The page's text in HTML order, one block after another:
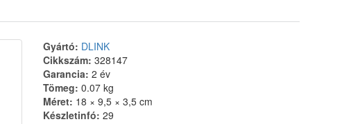
Gyártó: DLINK
Cikkszám: 328147
Garancia: 2 év
Tömeg: 0.07 kg
Méret: 18 × 9,5 × 3,5 cm
Készletinfó: 29